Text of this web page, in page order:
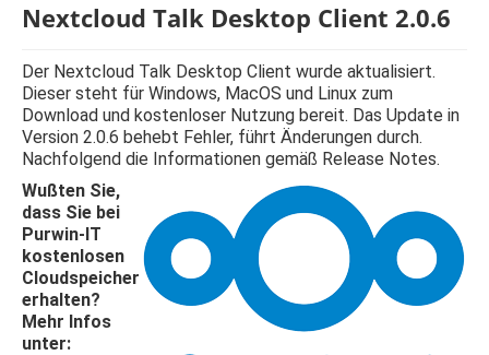
Nextcloud Talk Desktop Client 2.0.6
Der Nextcloud Talk Desktop Client wurde aktualisiert.
Dieser steht für Windows, MacOS und Linux zum
Download und kostenloser Nutzung bereit. Das Update in
Version 2.0.6 behebt Fehler, führt Änderungen durch.
Nachfolgend die Informationen gemäß Release Notes.
Wußten Sie,
dass Sie bei
Purwin-IT
kostenlosen
Cloudspeicher
erhalten?
Mehr Infos
unter: